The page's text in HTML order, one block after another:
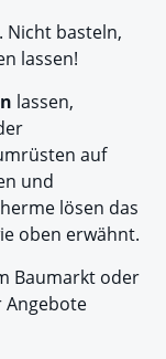
. Nicht basteln,
lassen!
lassen,
auf
und
lösen das
oben erwähnt.
Baumarkt oder
Angebote